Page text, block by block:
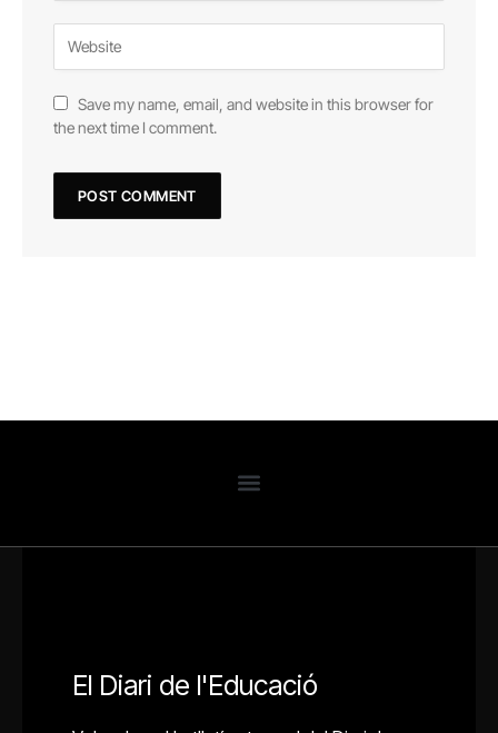
Save my name, email, and website in this browser for
the next time I comment.